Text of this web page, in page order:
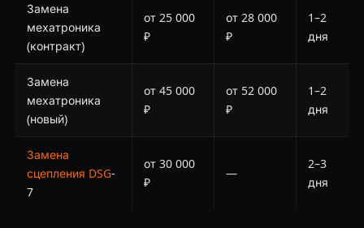
Замена
мехатроника
(контракт)
от 25 000
₽
от 28 000
₽
1–2
дня
Замена
мехатроника
(новый)
от 45 000
₽
от 52 000
₽
1–2
дня
Замена
сцепления DSG-
7
от 30 000
₽
—
2–3
дня